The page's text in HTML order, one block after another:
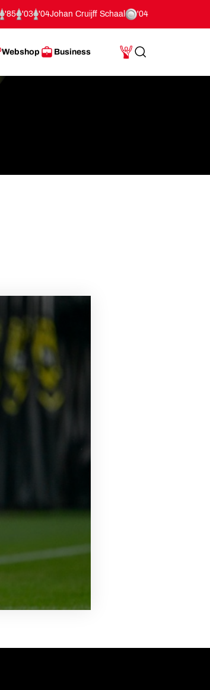
'85 '03 '04Johan Cruijff Schaal '04
Webshop Business
Mijn Account
Search